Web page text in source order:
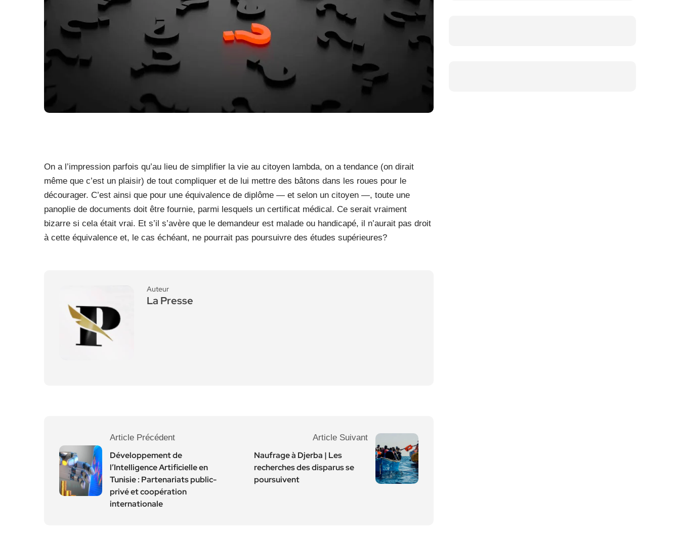
On a l’impression parfois qu’au lieu de simplifier la vie au citoyen lambda, on a tendance (on dirait
même que c’est un plaisir) de tout compliquer et de lui mettre des bâtons dans les roues pour le
décourager. C’est ainsi que pour une équivalence de diplôme — et selon un citoyen —, toute une
panoplie de documents doit être fournie, parmi lesquels un certificat médical. Ce serait vraiment
bizarre si cela était vrai. Et s’il s’avère que le demandeur est malade ou handicapé, il n’aurait pas droit
à cette équivalence et, le cas échéant, ne pourrait pas poursuivre des études supérieures?
Auteur
La Presse
Article Précédent
Développement de
l’Intelligence Artificielle en
Tunisie : Partenariats public-
privé et coopération
internationale
Article Suivant
Naufrage à Djerba | Les
recherches des disparus se
poursuivent